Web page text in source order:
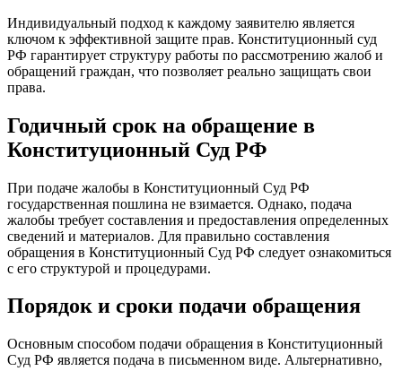
Индивидуальный подход к каждому заявителю является
ключом к эффективной защите прав. Конституционный суд
РФ гарантирует структуру работы по рассмотрению жалоб и
обращений граждан, что позволяет реально защищать свои
права.
Годичный срок на обращение в
Конституционный Суд РФ
При подаче жалобы в Конституционный Суд РФ
государственная пошлина не взимается. Однако, подача
жалобы требует составления и предоставления определенных
сведений и материалов. Для правильно составления
обращения в Конституционный Суд РФ следует ознакомиться
с его структурой и процедурами.
Порядок и сроки подачи обращения
Основным способом подачи обращения в Конституционный
Суд РФ является подача в письменном виде. Альтернативно,